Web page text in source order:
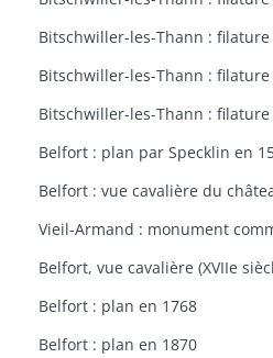
Bitschwiller-les-Thann :
Bitschwiller-les-Thann :
Bitschwiller-les-Thann :
Belfort : plan par Specklin en
Belfort : vue cavalière du
Belfort, vue cavalière (XVIIe
Belfort : plan en 1768
Belfort : plan en 1870